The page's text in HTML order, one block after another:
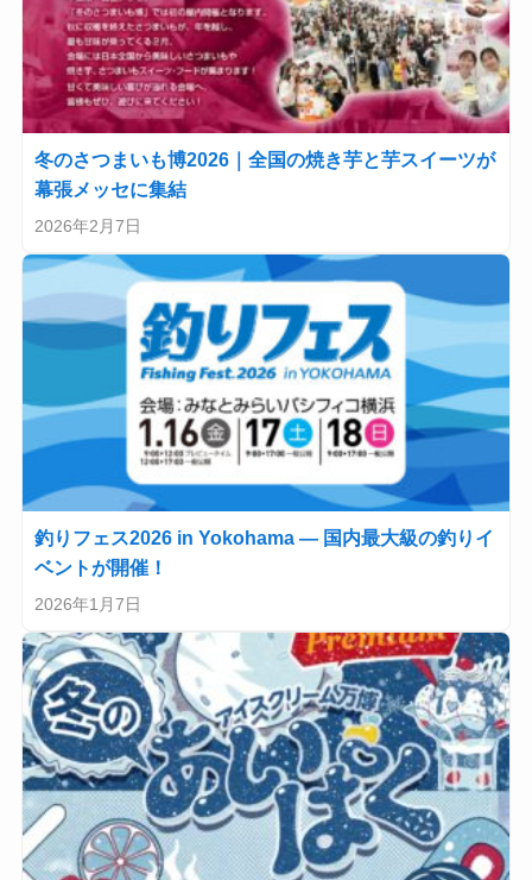
冬のさつまいも博2026｜全国の焼き芋と芋スイーツが
幕張メッセに集結
2026年2月7日
釣りフェス2026 in Yokohama — 国内最大級の釣りイ
ベントが開催！
2026年1月7日